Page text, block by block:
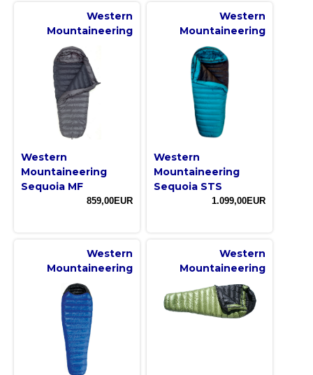
Western
Mountaineering
Western
Mountaineering
Sequoia MF
859,00EUR
Western
Mountaineering
Western
Mountaineering
Sequoia STS
1.099,00EUR
Western
Mountaineering
Western
Mountaineering